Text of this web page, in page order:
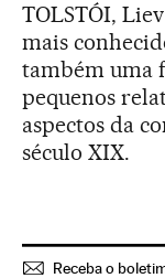
TOLSTÓI,
mais
também uma
pequenos
aspectos da
século XIX.
Receba o